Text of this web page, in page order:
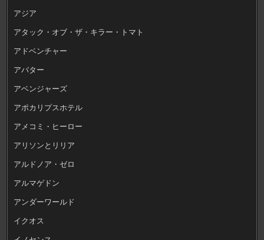
アジア
アタック・オブ・ザ・キラー・トマト
アドベンチャー
アバター
アベンジャーズ
アポカリプスホテル
アメコミ・ヒーロー
アリソンとリリア
アルドノア・ゼロ
アルマゲドン
アンダーワールド
イクオス